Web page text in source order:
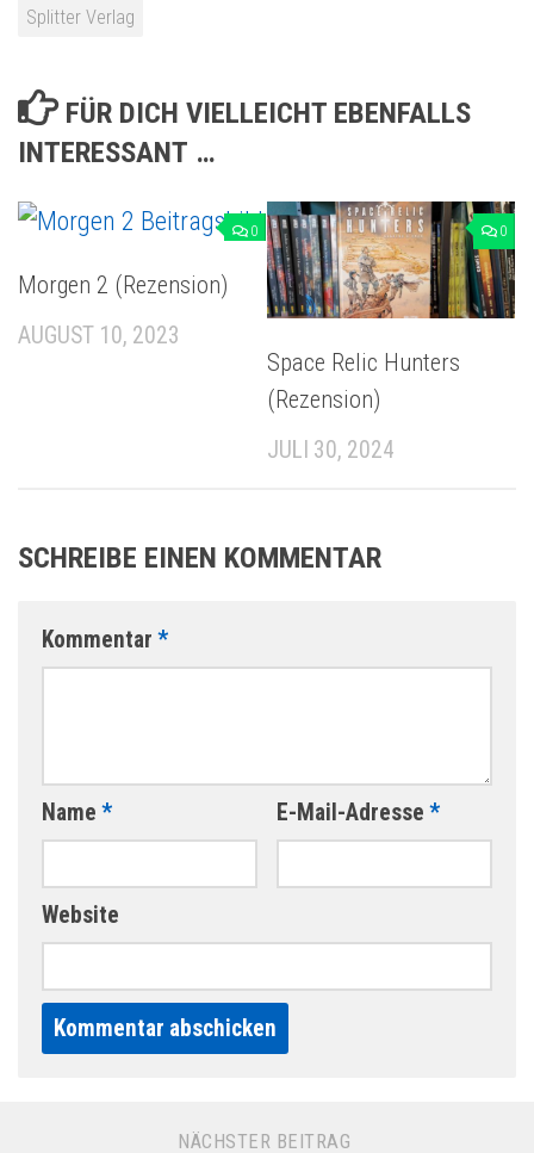
Splitter Verlag
FÜR DICH VIELLEICHT EBENFALLS
INTERESSANT …
0
Morgen 2 (Rezension)
AUGUST 10, 2023
0
Space Relic Hunters
(Rezension)
JULI 30, 2024
SCHREIBE EINEN KOMMENTAR
Kommentar *
Name * E-Mail-Adresse *
Website
NÄCHSTER BEITRAG